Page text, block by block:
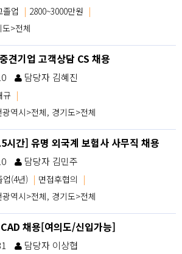
졸업 | 2800~3000만원 |
>전체
견기업 고객상담 CS 채용
담당자 김혜진
규 |
역시>전체, 경기도>전체
간] 유명 외국계 보험사 사무직 채용
담당자 김민주
업(4년) | 면접후협의 |
역시>전체, 경기도>전체
채용[여의도/신입가능]
담당자 이상협